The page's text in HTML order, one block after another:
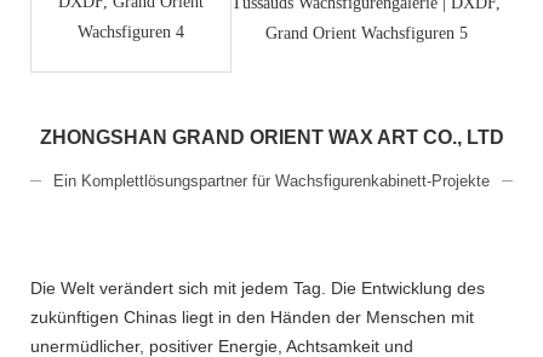
ZHONGSHAN GRAND ORIENT WAX ART CO., LTD
Ein Komplettlösungspartner für Wachsfigurenkabinett-Projekte
Die Welt verändert sich mit jedem Tag. Die Entwicklung des
zukünftigen Chinas liegt in den Händen der Menschen mit
unermüdlicher, positiver Energie, Achtsamkeit und